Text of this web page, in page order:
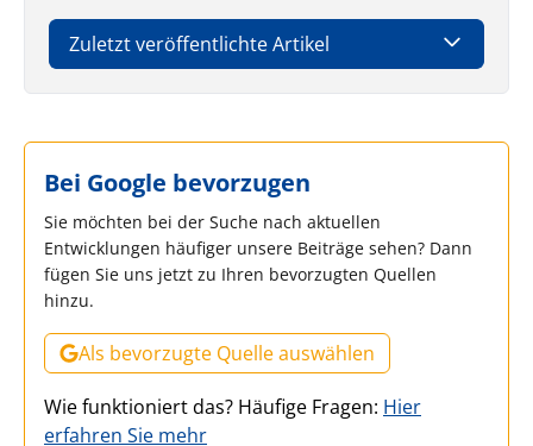
Zuletzt veröffentlichte Artikel
Bei Google bevorzugen
Sie möchten bei der Suche nach aktuellen
Entwicklungen häufiger unsere Beiträge sehen? Dann
fügen Sie uns jetzt zu Ihren bevorzugten Quellen
hinzu.
Als bevorzugte Quelle auswählen
Wie funktioniert das? Häufige Fragen: Hier
erfahren Sie mehr